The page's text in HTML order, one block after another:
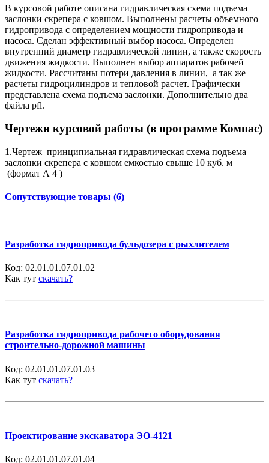
В курсовой работе описана гидравлическая схема подъема
заслонки скрепера с ковшом. Выполнены расчеты объемного
гидропривода с определением мощности гидропривода и
насоса. Сделан эффективный выбор насоса. Определен
внутренний диаметр гидравлической линии, а также скорость
движения жидкости. Выполнен выбор аппаратов рабочей
жидкости. Рассчитаны потери давления в линии, а так же
расчеты гидроцилиндров и тепловой расчет. Графически
представлена схема подъема заслонки. Дополнительно два
файла pfl.
Чертежи курсовой работы (в программе Компас)
1.Чертеж принципиальная гидравлическая схема подъема
заслонки скрепера с ковшом емкостью свыше 10 куб. м
(формат А 4 )
Сопутствующие товары (6)
Разработка гидропривода бульдозера с рыхлителем
Код: 02.01.01.07.01.02
Как тут скачать?
Разработка гидропривода рабочего оборудования
строительно-дорожной машины
Код: 02.01.01.07.01.03
Как тут скачать?
Проектирование экскаватора ЭО-4121
Код: 02.01.01.07.01.04